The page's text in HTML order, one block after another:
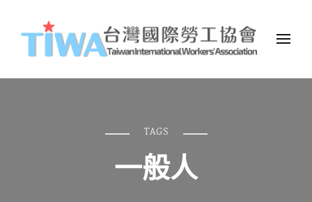
TIWA台灣國際勞工協會
台灣國際勞工協會（Taiwan International Workers
Association，簡稱TIWA），是全台第一個以國際移工為服務對象的
TAGS
一般人